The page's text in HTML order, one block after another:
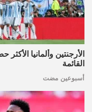
الأرجنتين وألمانيا
القائمة
أسبوعين مضت